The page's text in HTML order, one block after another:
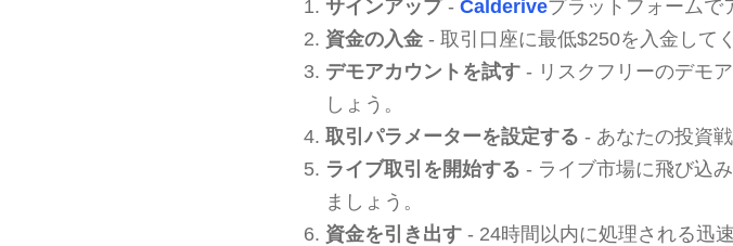
サインアップ- Calderiveプラットフォームで
資金の入金- 取引口座に最低$250を入金してく
デモアカウントを試す- リスクフリーのデモ
しょう。
取引パラメーターを設定する - あなたの投資
ライブ取引を開始する - ライブ市場に飛び込
ましょう。
資金を引き出す- 24時間以内に処理される迅